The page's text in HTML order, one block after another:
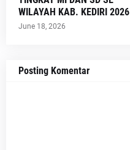
WILAYAH KAB. KEDIRI 2026
June 18, 2026
Posting Komentar